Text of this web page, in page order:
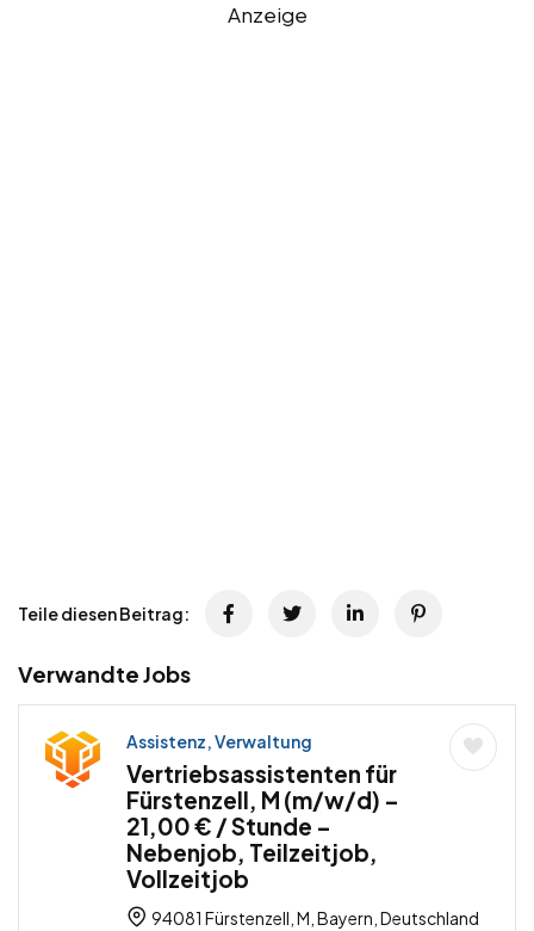
Anzeige
Teile diesen Beitrag:
Verwandte Jobs
Assistenz, Verwaltung
Vertriebsassistenten für
Fürstenzell, M (m/w/d) –
21,00 € / Stunde –
Nebenjob, Teilzeitjob,
Vollzeitjob
94081 Fürstenzell, M, Bayern, Deutschland